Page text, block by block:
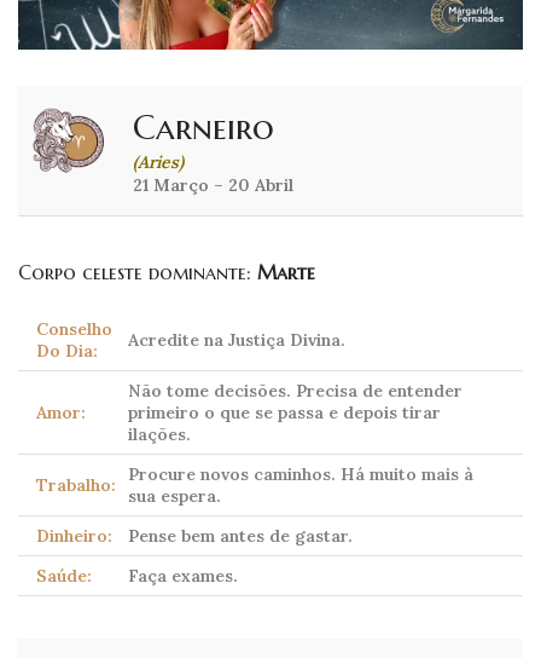
Carneiro
(Aries)
21 Março – 20 Abril
Corpo celeste dominante: Marte
Conselho
Do Dia:
Acredite na Justiça Divina.
Amor:
Não tome decisões. Precisa de entender
primeiro o que se passa e depois tirar
ilações.
Trabalho:
Procure novos caminhos. Há muito mais à
sua espera.
Dinheiro:
Pense bem antes de gastar.
Saúde:
Faça exames.